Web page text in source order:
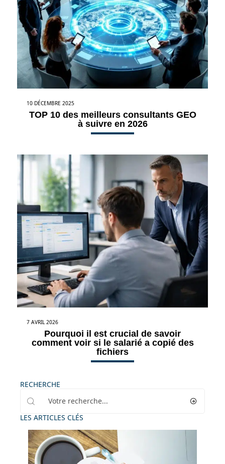
10 DÉCEMBRE 2025
TOP 10 des meilleurs consultants GEO
à suivre en 2026
7 AVRIL 2026
Pourquoi il est crucial de savoir
comment voir si le salarié a copié des
fichiers
RECHERCHE
LES ARTICLES CLÉS